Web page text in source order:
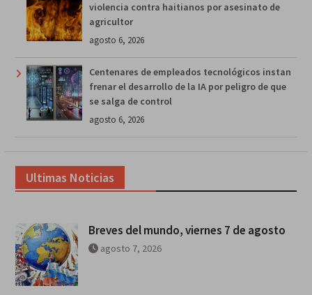
violencia contra haitianos por asesinato de
agricultor
agosto 6, 2026
Centenares de empleados tecnológicos instan
frenar el desarrollo de la IA por peligro de que
se salga de control
agosto 6, 2026
Ultimas Noticias
Breves del mundo, viernes 7 de agosto
agosto 7, 2026